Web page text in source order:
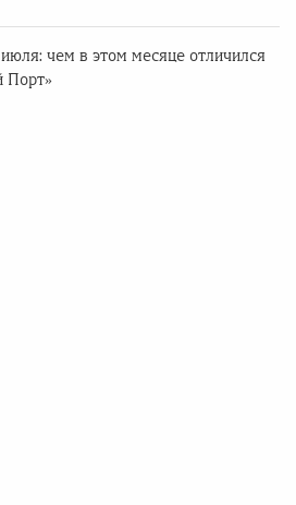
чем в этом месяце отличился
Порт»